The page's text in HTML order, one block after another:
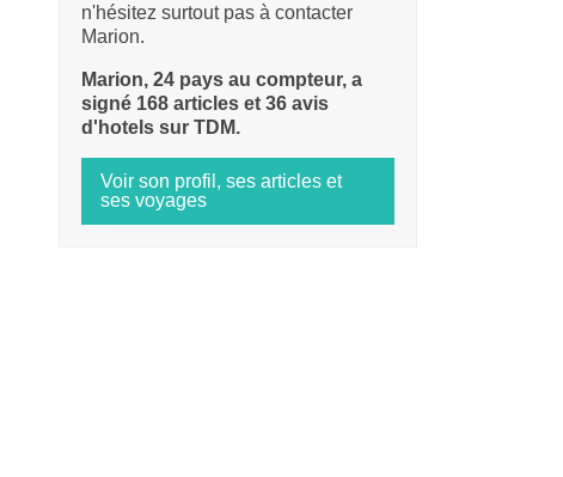
n'hésitez surtout pas à contacter
Marion.
Marion, 24 pays au compteur, a
signé 168 articles et 36 avis
d'hotels sur TDM.
Voir son profil, ses articles et
ses voyages